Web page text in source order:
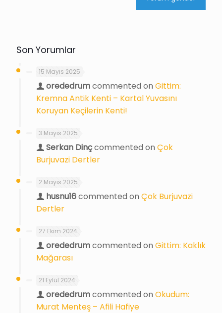
Son Yorumlar
15 Mayıs 2025
orededrumcommented on Gittim:
Kremna Antik Kenti – Kartal Yuvasını
Koruyan Keçilerin Kenti!
3 Mayıs 2025
Serkan Dinçcommented on Çok
Burjuvazi Dertler
2 Mayıs 2025
husnu16commented on Çok Burjuvazi
Dertler
27 Ekim 2024
orededrumcommented on Gittim: Kaklık
Mağarası
21 Eylül 2024
orededrumcommented on Okudum:
Murat Menteş – Afili Hafiye